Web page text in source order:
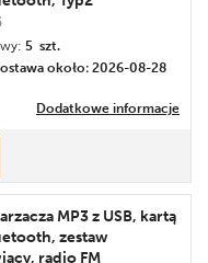
około: 2026-08-28
5 szt.
Dodatkowe informacje
MP3 z USB, kartą
zestaw
radio FM